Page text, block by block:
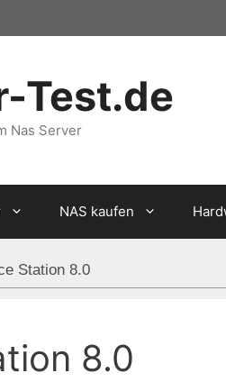
Test.de
Nas Server
NAS kaufen
Station 8.0
8.0